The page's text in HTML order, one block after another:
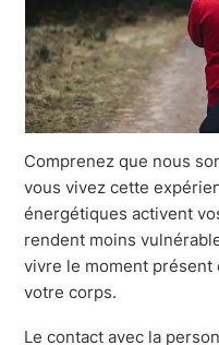
Comprenez que nous
vous vivez cette
énergétiques activent
rendent moins
vivre le moment présent
votre corps.
Le contact avec la